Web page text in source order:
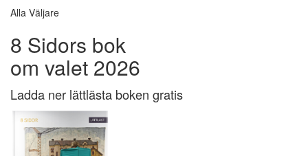
Alla Väljare
8 Sidors bok
om valet 2026
Ladda ner lättlästa boken gratis